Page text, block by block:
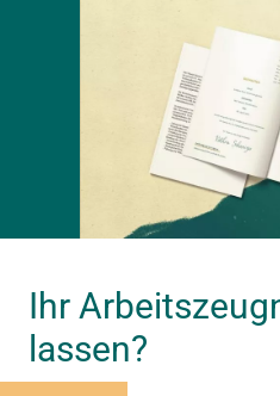
Ihr
lassen?